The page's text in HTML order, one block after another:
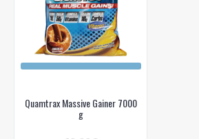
Quamtrax Massive Gainer 7000
g